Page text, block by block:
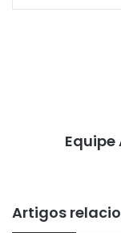
Artigos